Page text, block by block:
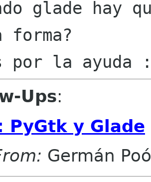
forma?
Ups:
PyGtk y Glade
Germán